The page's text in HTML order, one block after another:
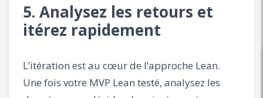
5. Analysez les retours et
itérez rapidement
L’itération est au cœur de l’approche Lean.
Une fois votre MVP Lean testé, analysez les